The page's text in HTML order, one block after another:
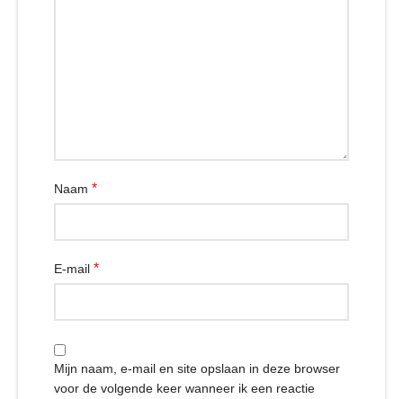
Naam *
E-mail *
Mijn naam, e-mail en site opslaan in deze browser
voor de volgende keer wanneer ik een reactie